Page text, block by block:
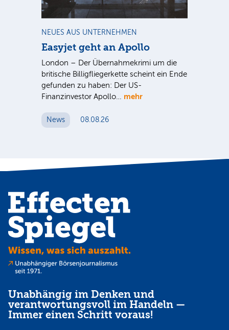
NEUES AUS UNTERNEHMEN
Easyjet geht an Apollo
London – Der Übernahmekrimi um die
britische Billigfliegerkette scheint ein Ende
gefunden zu haben: Der US-
Finanzinvestor Apollo… mehr
News 08.08.26
Unabhängig im Denken und
verantwortungsvoll im Handeln —
Immer einen Schritt voraus!